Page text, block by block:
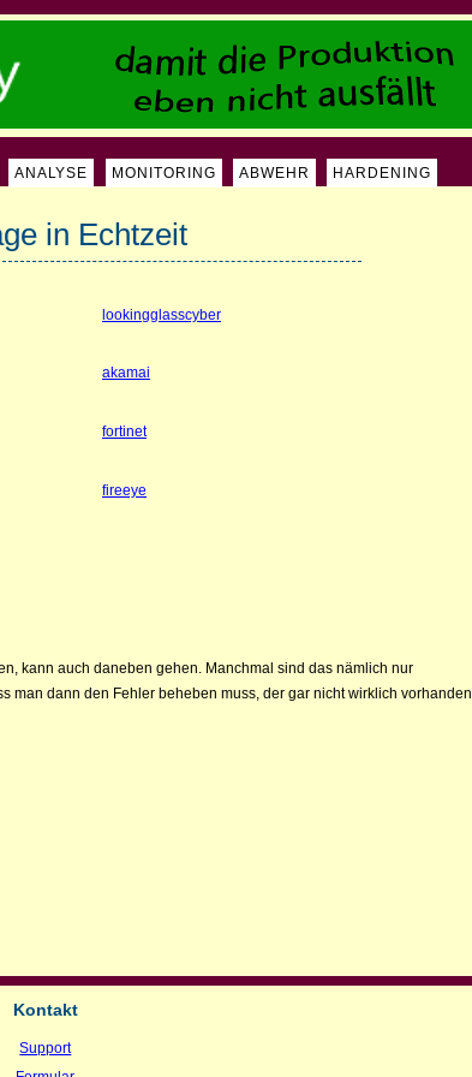
ANALYSE MONITORING ABWEHR HARDENING
in Echtzeit
lookingglasscyber
akamai
fortinet
fireeye
kann auch daneben gehen. Manchmal sind das nämlich nur
man dann den Fehler beheben muss, der gar nicht wirklich vorhanden
Kontakt
Support